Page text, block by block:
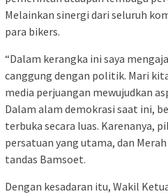
Melainkan sinergi dari seluruh
para bikers.
“Dalam kerangka ini saya
canggung dengan politik. Mari
media perjuangan mewujudkan
Dalam alam demokrasi saat ini,
terbuka secara luas. Karenanya,
persatuan yang utama, dan
tandas Bamsoet.
Dengan kesadaran itu, Wakil